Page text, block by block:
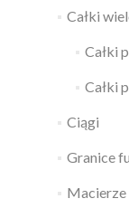
Całki
Całki
Całki
Ciągi
Granice
Macierze